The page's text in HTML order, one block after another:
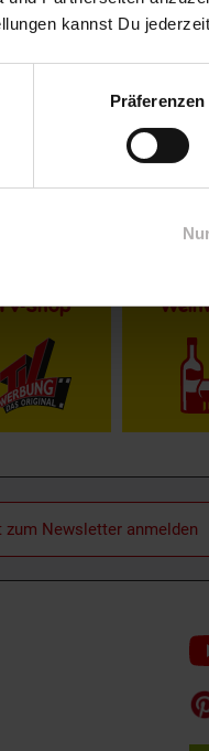
kannst Du
Präferenzen
wir im Textverlauf die
Shop
zum Newsletter anmelden